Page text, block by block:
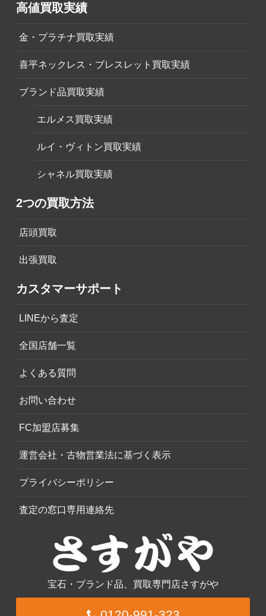
高値買取実績
金・プラチナ買取実績
喜平ネックレス・ブレスレット買取実績
ブランド品買取実績
エルメス買取実績
ルイ・ヴィトン買取実績
シャネル買取実績
2つの買取方法
店頭買取
出張買取
カスタマーサポート
LINEから査定
全国店舗一覧
よくある質問
お問い合わせ
FC加盟店募集
運営会社・古物営業法に基づく表示
プライバシーポリシー
査定の窓口専用連絡先
宝石・ブランド品、買取専門店さすがや